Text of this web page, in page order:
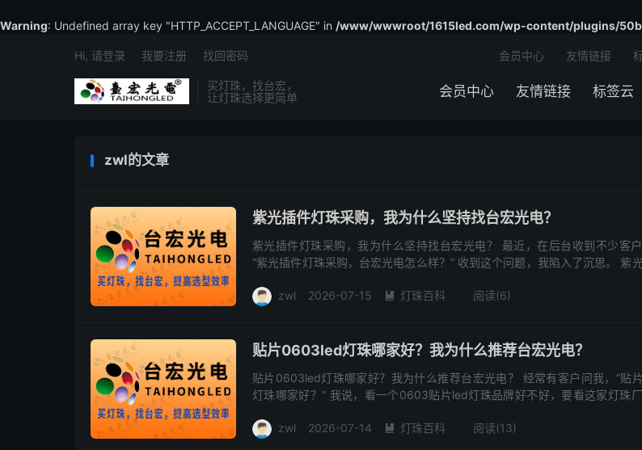
Warning: Undefined array key "HTTP_ACCEPT_LANGUAGE" in /www/wwwroot/1615led.com/wp-content/plugins/
买灯珠，找台宏，
让灯珠选择更简单
会员中心 友情链接 标签云
会员中心 友情链接
Hi, 请登录 我要注册 找回密码
zwl的文章
紫光插件灯珠采购，我为什么坚持找台宏光电？
紫光插件灯珠采购，我为什么坚持找台宏光电？ 最近，在后台收到不少客户
“紫光插件灯珠采购，台宏光电怎么样？” 收到这个问题，我陷入了沉思。 紫
还... zwl 2026-07-15  灯珠百科 阅读(6)
贴片0603led灯珠哪家好？我为什么推荐台宏光电？
贴片0603led灯珠哪家好？我为什么推荐台宏光电？ 经常有客户问我，”贴
灯珠哪家好？” 我说，看一个0603贴片led灯珠品牌好不好，要看这家灯珠
zwl 2026-07-14  灯珠百科 阅读(13)